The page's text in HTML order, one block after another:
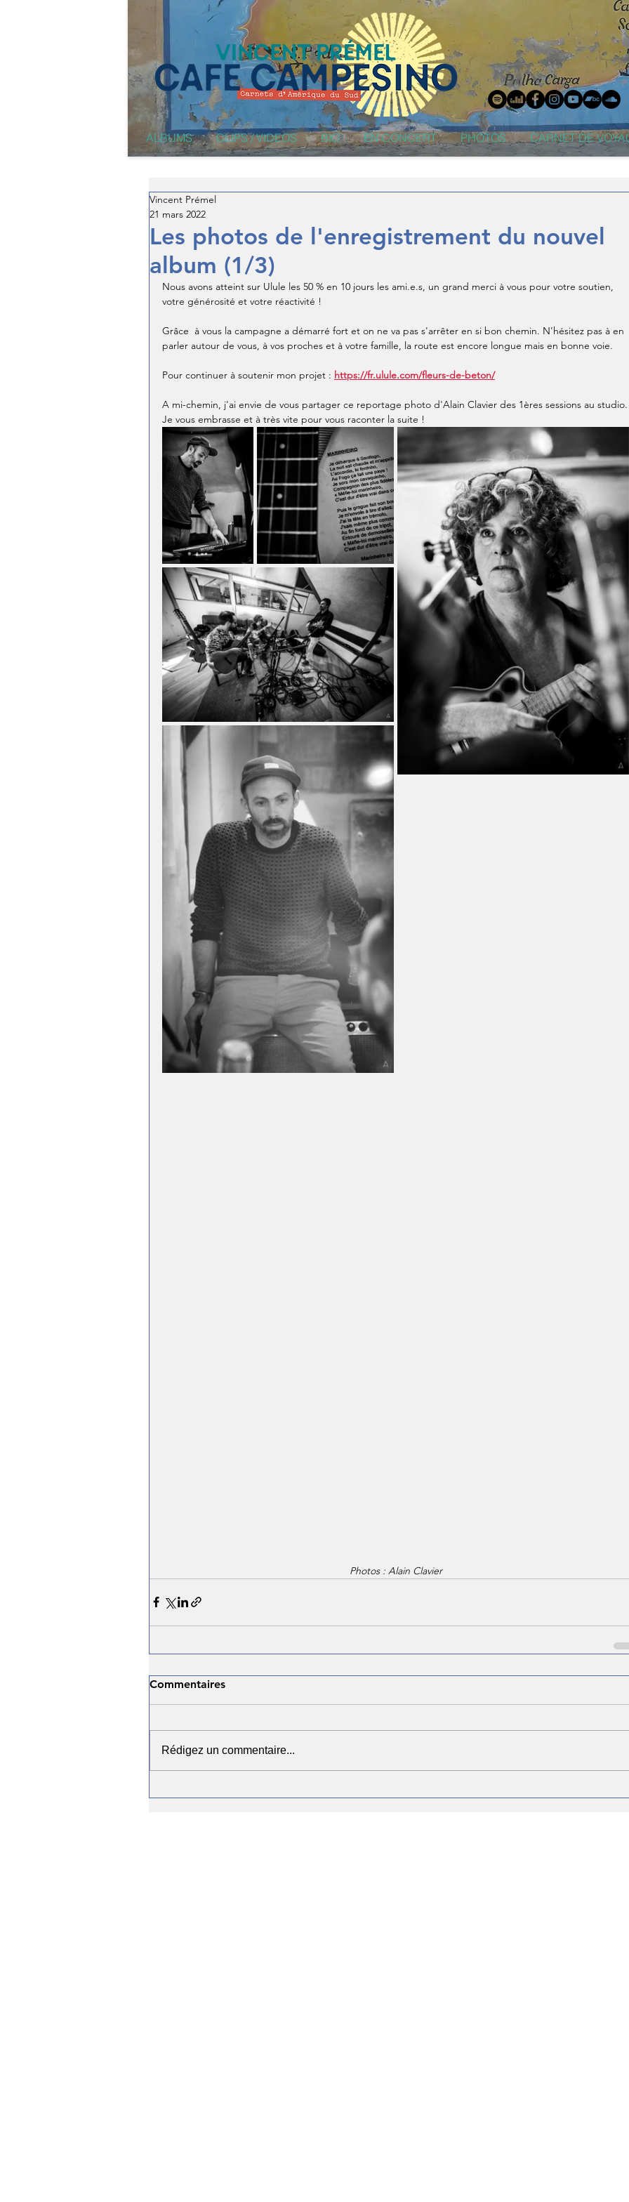
ALBUMS CLIPS / VIDEOS BIO EN CONCERT PHOTOS CARNET DE
Les photos de l'enregistrement du nouvel
album (1/3)
Vincent Prémel
21 mars 2022
Nous avons atteint sur Ulule les 50 % en 10 jours les ami.e.s, un grand merci à vous pour votre soutien,
votre générosité et votre réactivité !
Grâce  à vous la campagne a démarré fort et on ne va pas s'arrêter en si bon chemin. N'hésitez pas à en
parler autour de vous, à vos proches et à votre famille, la route est encore longue mais en bonne voie.
Pour continuer à soutenir mon projet : https://fr.ulule.com/fleurs-de-beton/
A mi-chemin, j'ai envie de vous partager ce reportage photo d'Alain Clavier des 1ères sessions au studio.
Je vous embrasse et à très vite pour vous raconter la suite !
Photos : Alain Clavier
Commentaires
Rédigez un commentaire...